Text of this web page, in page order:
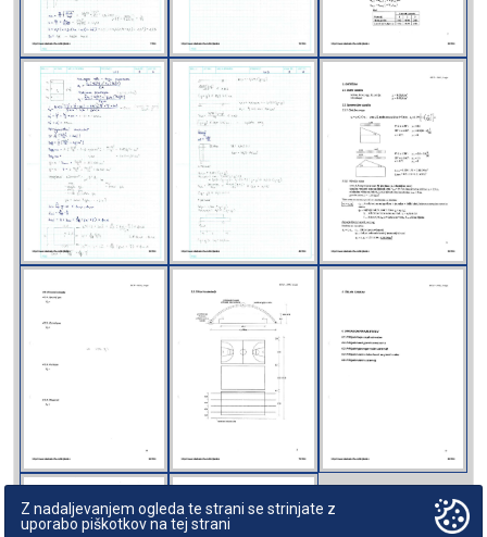
Z nadaljevanjem ogleda te strani se strinjate z
uporabo piškotkov na tej strani